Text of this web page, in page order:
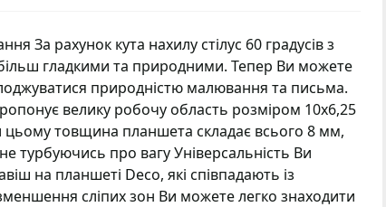
За рахунок кута нахилу стілус 60 градусів з
більш гладкими та природними. Тепер Ви можете
природністю малювання та письма.
велику робочу область розміром 10х6,25
товщина планшета складає всього 8 мм,
турбуючись про вагу Універсальність Ви
на планшеті Deco, які співпадають із
сліпих зон Ви можете легко знаходити